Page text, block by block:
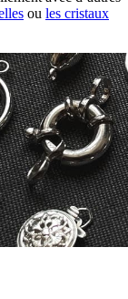
ou les cristaux